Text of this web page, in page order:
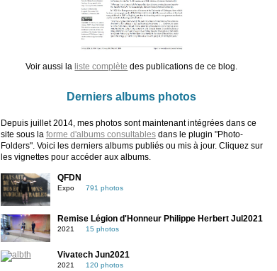
Voir aussi la liste complète des publications de ce blog.
Derniers albums photos
Depuis juillet 2014, mes photos sont maintenant intégrées dans ce
site sous la forme d'albums consultablesdans le plugin "Photo-
Folders". Voici les derniers albums publiés ou mis à jour. Cliquez sur
les vignettes pour accéder aux albums.
QFDN
Expo 791 photos
Remise Légion d'Honneur Philippe Herbert Jul2021
2021 15 photos
Vivatech Jun2021
2021 120 photos